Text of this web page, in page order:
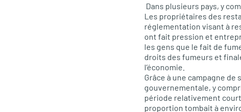
Dans plusieurs pays, y
Les propriétaires des
réglementation visant à
ont fait pression et
les gens que le fait de
droits des fumeurs et
l’économie.
Grâce à une campagne
gouvernementale, y
période relativement
proportion tombait à